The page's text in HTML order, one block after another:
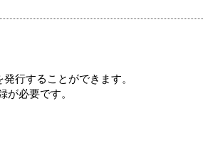
行することができます。
必要です。